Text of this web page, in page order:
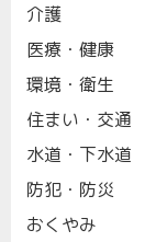
介護
医療・健康
環境・衛生
住まい・交通
水道・下水道
防犯・防災
おくやみ